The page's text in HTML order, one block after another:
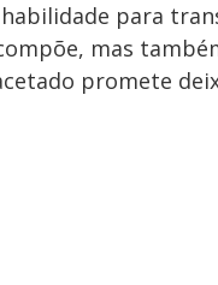
para
mas
promete